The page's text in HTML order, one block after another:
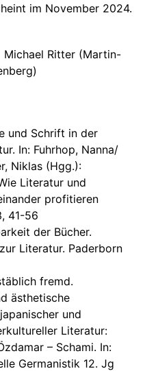
im November 2024.
Ritter (Martin-
und Schrift in der
In: Fuhrhop, Nanna/
Niklas (Hgg.):
Literatur und
profitieren
41-56
der Bücher.
Literatur. Paderborn
fremd.
ästhetische
und
Literatur:
– Schami. In:
Germanistik 12. Jg